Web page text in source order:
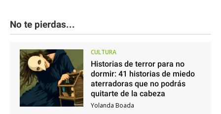
No te pierdas...
CULTURA
Historias de terror para no
dormir: 41 historias de miedo
aterradoras que no podrás
quitarte de la cabeza
Yolanda Boada